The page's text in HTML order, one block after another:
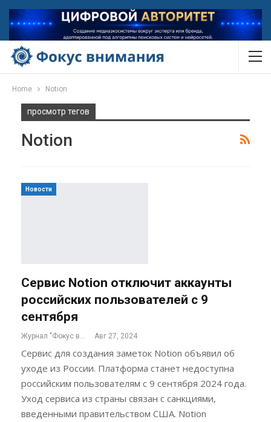
Home Notion
просмотр тегов
Notion
Новости
Сервис Notion отключит аккаунты
российских пользователей с 9
сентября
Журнал "Фокус внимания" Авг 27, 2024
Сервис для создания заметок Notion объявил об
уходе из России. Платформа станет недоступна
российским пользователям с 9 сентября 2024 года.
Уход сервиса из страны связан с санкциями,
введенными правительством США. Notion